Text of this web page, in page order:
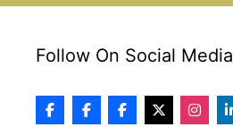
Follow On Social Media